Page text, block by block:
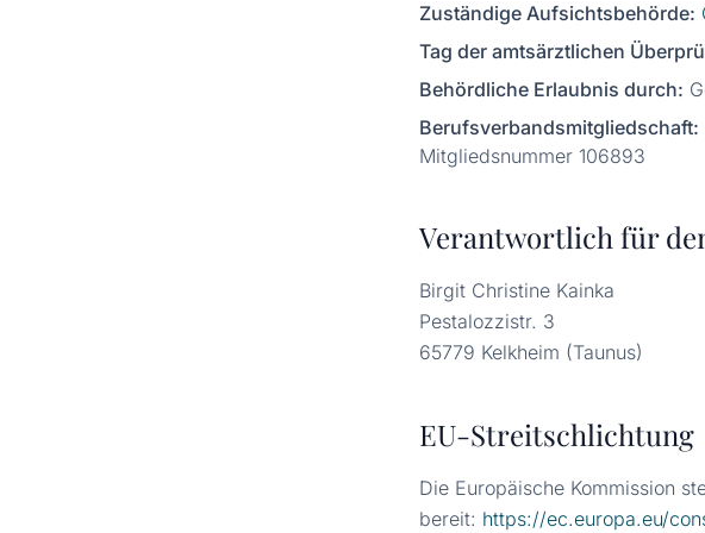
Zuständige Aufsichtsbehörde:
Tag der amtsärztlichen
Behördliche Erlaubnis durch:
Berufsverbandsmitgliedschaft:
Mitgliedsnummer 106893
Verantwortlich für
Birgit Christine Kainka
Pestalozzistr. 3
65779 Kelkheim (Taunus)
EU-Streitschlichtung
Die Europäische Kommission
bereit: https://ec.europa.eu/